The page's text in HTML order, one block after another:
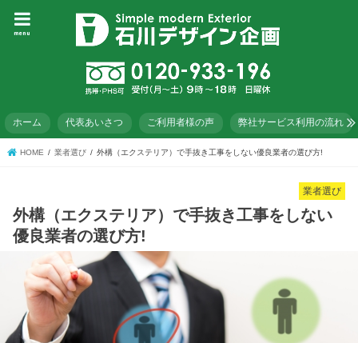
menu
ホーム 代表あいさつ ご利用者様の声 弊社サービス利用の流れ
HOME 業者選び 外構（エクステリア）で手抜き工事をしない優良業者の選び方!
業者選び
外構（エクステリア）で手抜き工事をしない
優良業者の選び方!